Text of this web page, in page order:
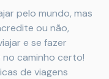
pelo mundo, mas
ou não,
e se fazer
caminho certo!
de viagens